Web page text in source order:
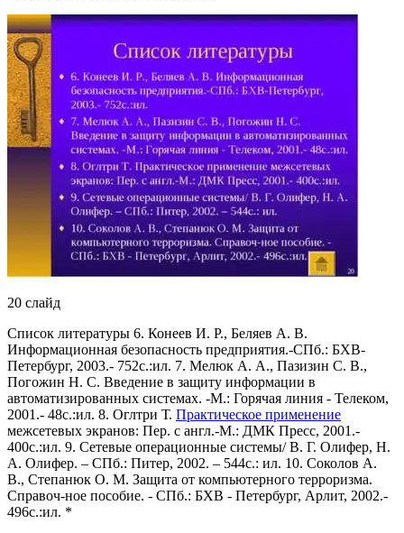
20 слайд
Список литературы 6. Конеев И. Р., Беляев А. В.
Информационная безопасность предприятия.-СПб.: БХВ-
Петербург, 2003.- 752с.:ил. 7. Мелюк А. А., Пазизин С. В.,
Погожин Н. С. Введение в защиту информации в
автоматизированных системах. -М.: Горячая линия - Телеком,
2001.- 48с.:ил. 8. Оглтри Т. Практическое применение
межсетевых экранов: Пер. с англ.-М.: ДМК Пресс, 2001.-
400с.:ил. 9. Сетевые операционные системы/ В. Г. Олифер, Н.
А. Олифер. – СПб.: Питер, 2002. – 544с.: ил. 10. Соколов А.
В., Степанюк О. М. Защита от компьютерного терроризма.
Справоч-ное пособие. - СПб.: БХВ - Петербург, Арлит, 2002.-
496с.:ил. *